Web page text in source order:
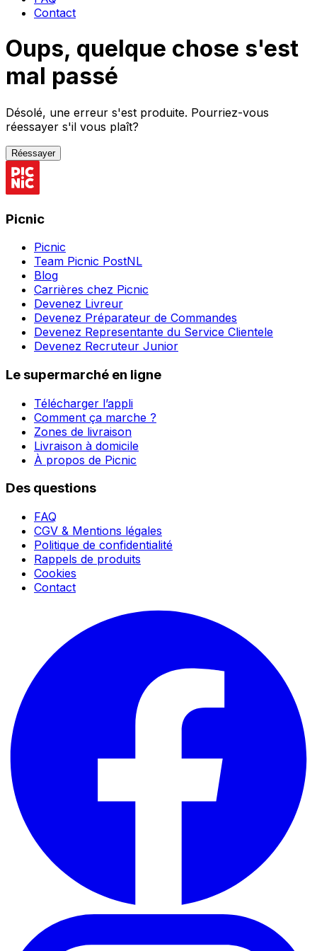
Contact
Oups, quelque chose s'est
mal passé
Désolé, une erreur s'est produite. Pourriez-vous
réessayer s'il vous plaît?
Réessayer
Picnic
Picnic
Team Picnic PostNL
Blog
Carrières chez Picnic
Devenez Livreur
Devenez Préparateur de Commandes
Devenez Representante du Service Clientele
Devenez Recruteur Junior
Le supermarché en ligne
Télécharger l’appli
Comment ça marche ?
Zones de livraison
Livraison à domicile
À propos de Picnic
Des questions
FAQ
CGV & Mentions légales
Politique de confidentialité
Rappels de produits
Cookies
Contact